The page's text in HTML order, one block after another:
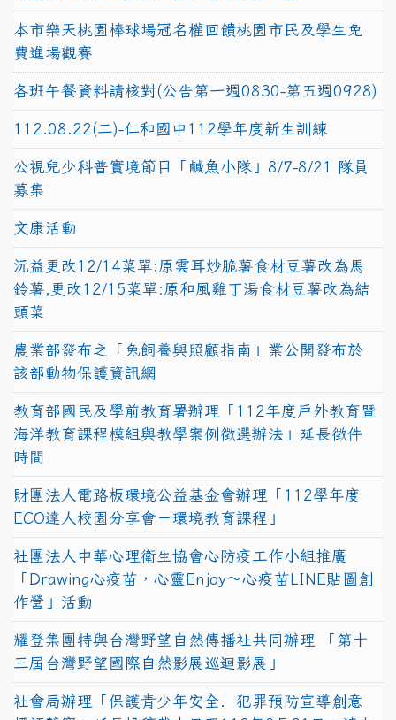
本市樂天桃園棒球場冠名權回饋桃園市民及學生免
費進場觀賽
各班午餐資料請核對(公告第一週0830-第五週0928)
112.08.22(二)-仁和國中112學年度新生訓練
公視兒少科普實境節目「鹹魚小隊」8/7-8/21 隊員
募集
文康活動
沅益更改12/14菜單:原雲耳炒脆薯食材豆薯改為馬
鈴薯,更改12/15菜單:原和風雞丁湯食材豆薯改為結
頭菜
農業部發布之「兔飼養與照顧指南」業公開發布於
該部動物保護資訊網
教育部國民及學前教育署辦理「112年度戶外教育暨
海洋教育課程模組與教學案例徵選辦法」延長徵件
時間
財團法人電路板環境公益基金會辦理「112學年度
ECO達人校園分享會－環境教育課程」
社團法人中華心理衛生協會心防疫工作小組推廣
「Drawing心疫苗，心靈Enjoy〜心疫苗LINE貼圖創
作營」活動
耀登集團特與台灣野望自然傳播社共同辦理 「第十
三屆台灣野望國際自然影展巡迴影展」
社會局辦理「保護青少年安全．犯罪預防宣導創意